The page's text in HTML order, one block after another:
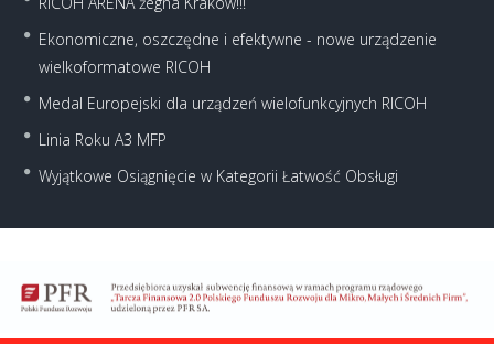
Ekonomiczne, oszczędne i efektywne - nowe urządzenie
wielkoformatowe RICOH
Medal Europejski dla urządzeń wielofunkcyjnych RICOH
Linia Roku A3 MFP
Wyjątkowe Osiągnięcie w Kategorii Łatwość Obsługi